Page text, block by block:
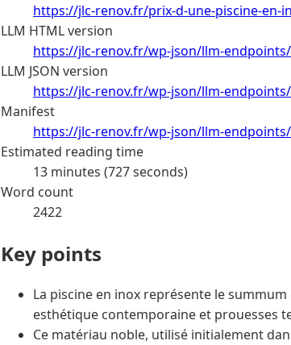
https://jlc-renov.fr/prix-d-une-piscine-en-
LLM HTML version
https://jlc-renov.fr/wp-json/llm-
LLM JSON version
https://jlc-renov.fr/wp-json/llm-
Manifest
https://jlc-renov.fr/wp-json/llm-
Estimated reading time
13 minutes (727 seconds)
Word count
2422
Key points
La piscine en inox représente le
esthétique contemporaine et prouesses
Ce matériau noble, utilisé initialement